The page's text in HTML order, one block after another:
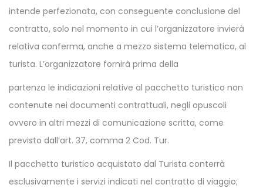
intende perfezionata, con conseguente conclusione del
contratto, solo nel momento in cui l’organizzatore invierà
relativa conferma, anche a mezzo sistema telematico, al
turista. L’organizzatore fornirà prima della
partenza le indicazioni relative al pacchetto turistico non
contenute nei documenti contrattuali, negli opuscoli
ovvero in altri mezzi di comunicazione scritta, come
previsto dall’art. 37, comma 2 Cod. Tur.
Il pacchetto turistico acquistato dal Turista conterrà
esclusivamente i servizi indicati nel contratto di viaggio;